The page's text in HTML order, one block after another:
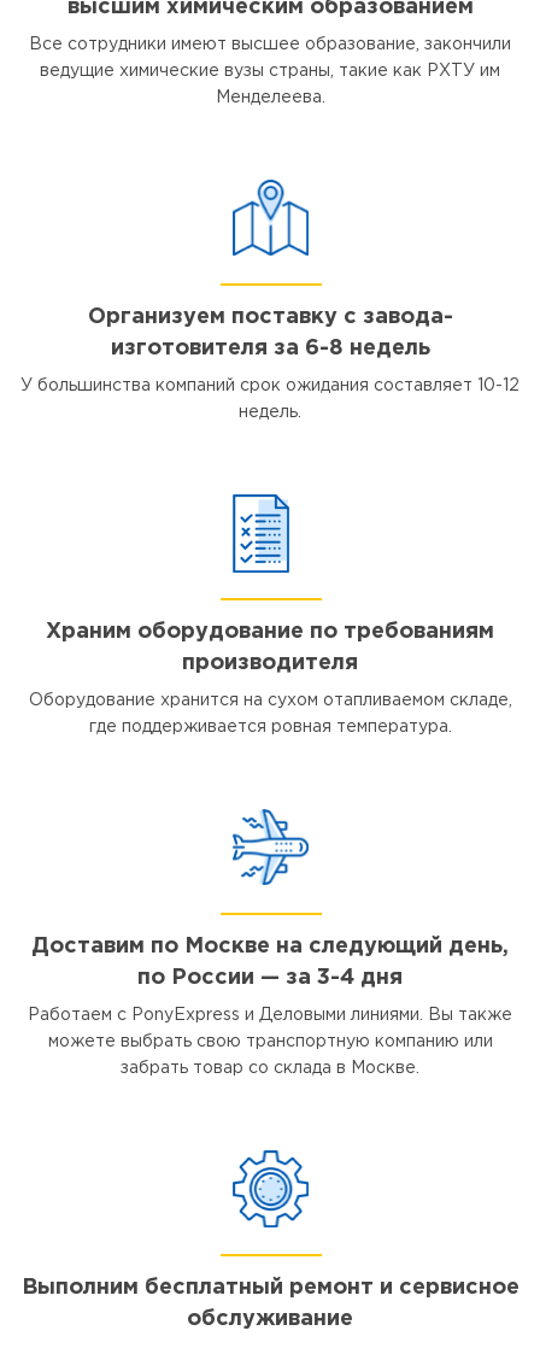
высшим химическим образованием
Все сотрудники имеют высшее образование, закончили
ведущие химические вузы страны, такие как РХТУ им
Менделеева.
Организуем поставку с завода-
изготовителя за 6-8 недель
У большинства компаний срок ожидания составляет 10-12
недель.
Храним оборудование по требованиям
производителя
Оборудование хранится на сухом отапливаемом складе,
где поддерживается ровная температура.
Доставим по Москве на следующий день,
по России — за 3-4 дня
Работаем с PonyExpress и Деловыми линиями. Вы также
можете выбрать свою транспортную компанию или
забрать товар со склада в Москве.
Выполним бесплатный ремонт и сервисное
обслуживание